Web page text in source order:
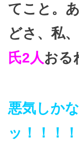
てこと。
どさ、私、
氏2人おる
悪気しか
ッ！！！！